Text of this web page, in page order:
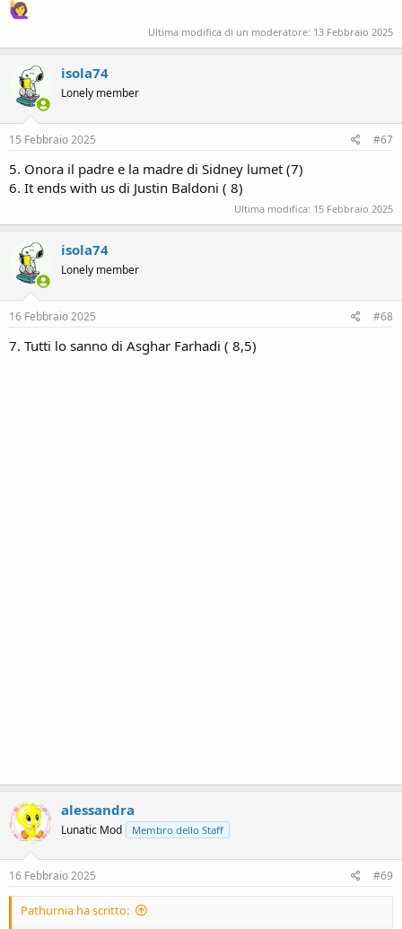
Ultima modifica di un moderatore: 13 Febbraio 2025
isola74
Lonely member
15 Febbraio 2025 #67
5. Onora il padre e la madre di Sidney lumet (7)
6. It ends with us di Justin Baldoni ( 8)
Ultima modifica: 15 Febbraio 2025
isola74
Lonely member
16 Febbraio 2025 #68
7. Tutti lo sanno di Asghar Farhadi ( 8,5)
alessandra
Lunatic Mod Membro dello Staff
16 Febbraio 2025 #69
Pathurnia ha scritto: